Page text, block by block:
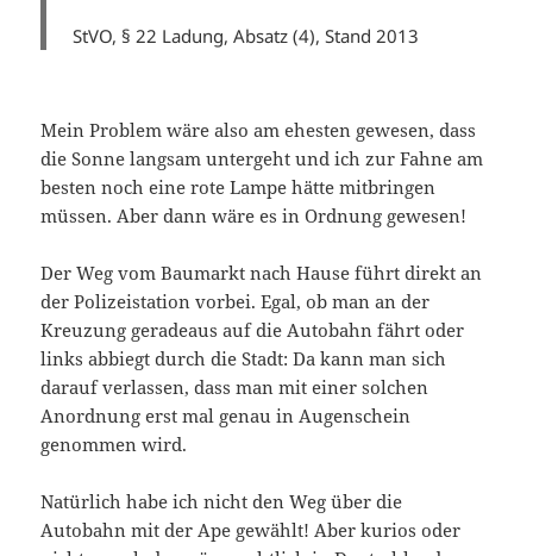
StVO, § 22 Ladung, Absatz (4), Stand 2013
Mein Problem wäre also am ehesten gewesen, dass
die Sonne langsam untergeht und ich zur Fahne am
besten noch eine rote Lampe hätte mitbringen
müssen. Aber dann wäre es in Ordnung gewesen!
Der Weg vom Baumarkt nach Hause führt direkt an
der Polizeistation vorbei. Egal, ob man an der
Kreuzung geradeaus auf die Autobahn fährt oder
links abbiegt durch die Stadt: Da kann man sich
darauf verlassen, dass man mit einer solchen
Anordnung erst mal genau in Augenschein
genommen wird.
Natürlich habe ich nicht den Weg über die
Autobahn mit der Ape gewählt! Aber kurios oder